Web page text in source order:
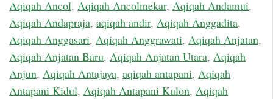
Aqiqah Ancol, Aqiqah Ancolmekar, Aqiqah Andamui,
Aqiqah Andapraja, aqiqah andir, Aqiqah Anggadita,
Aqiqah Anggasari, Aqiqah Anggrawati, Aqiqah Anjatan,
Aqiqah Anjatan Baru, Aqiqah Anjatan Utara, Aqiqah
Anjun, Aqiqah Antajaya, aqiqah antapani, Aqiqah
Antapani Kidul, Aqiqah Antapani Kulon, Aqiqah